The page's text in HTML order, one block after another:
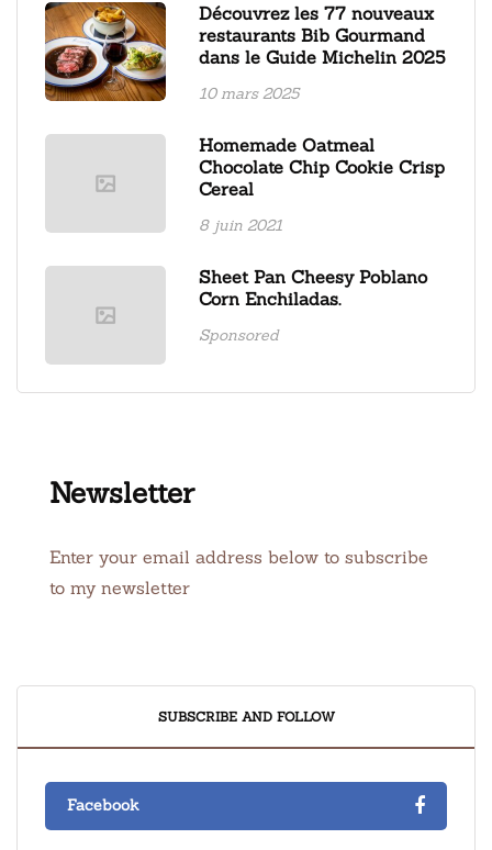
Découvrez les 77 nouveaux
restaurants Bib Gourmand
dans le Guide Michelin 2025
10 mars 2025
Homemade Oatmeal
Chocolate Chip Cookie Crisp
Cereal
8 juin 2021
Sheet Pan Cheesy Poblano
Corn Enchiladas.
Sponsored
Newsletter
Enter your email address below to subscribe
to my newsletter
SUBSCRIBE AND FOLLOW
Facebook